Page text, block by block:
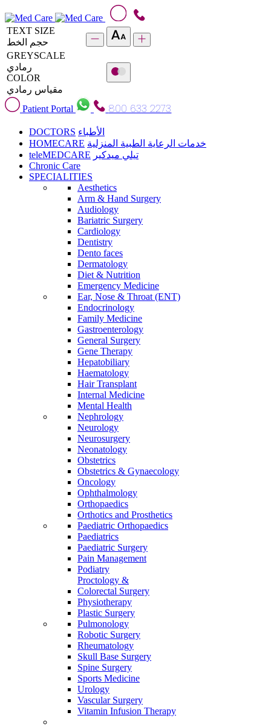
TEXT SIZE
حجم الخط
GREYSCALE
رمادي
COLOR
مقياس رمادي
Patient Portal
800 633 2273
DOCTORS الأطباء
HOMECARE خدمات الرعاية الطبية المنزلية
teleMEDCARE تيلي ميدكير
Chronic Care
SPECIALITIES
Aesthetics
Arm & Hand Surgery
Audiology
Bariatric Surgery
Cardiology
Dentistry
Dento faces
Dermatology
Diet & Nutrition
Emergency Medicine
Ear, Nose & Throat (ENT)
Endocrinology
Family Medicine
Gastroenterology
General Surgery
Gene Therapy
Hepatobiliary
Haematology
Hair Transplant
Internal Medicine
Mental Health
Nephrology
Neurology
Neurosurgery
Neonatology
Obstetrics
Obstetrics & Gynaecology
Oncology
Ophthalmology
Orthopaedics
Orthotics and Prosthetics
Paediatric Orthopaedics
Paediatrics
Paediatric Surgery
Pain Management
Podiatry
Proctology &
Colorectal Surgery
Physiotherapy
Plastic Surgery
Pulmonology
Robotic Surgery
Rheumatology
Skull Base Surgery
Spine Surgery
Sports Medicine
Urology
Vascular Surgery
Vitamin Infusion Therapy